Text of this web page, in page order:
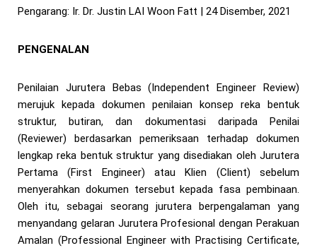
Pengarang: Ir. Dr. Justin LAI Woon Fatt | 24 Disember, 2021
PENGENALAN
Penilaian Jurutera Bebas (Independent Engineer Review)
merujuk kepada dokumen penilaian konsep reka bentuk
struktur, butiran, dan dokumentasi daripada Penilai
(Reviewer) berdasarkan pemeriksaan terhadap dokumen
lengkap reka bentuk struktur yang disediakan oleh Jurutera
Pertama (First Engineer) atau Klien (Client) sebelum
menyerahkan dokumen tersebut kepada fasa pembinaan.
Oleh itu, sebagai seorang jurutera berpengalaman yang
menyandang gelaran Jurutera Profesional dengan Perakuan
Amalan (Professional Engineer with Practising Certificate,